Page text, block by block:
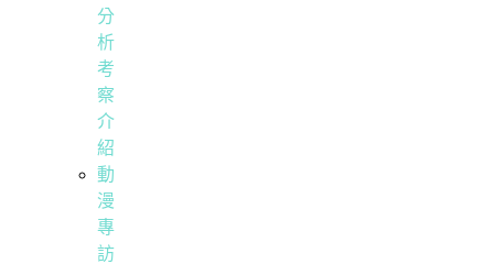
分
析
考
察
介
紹
動
漫
專
訪